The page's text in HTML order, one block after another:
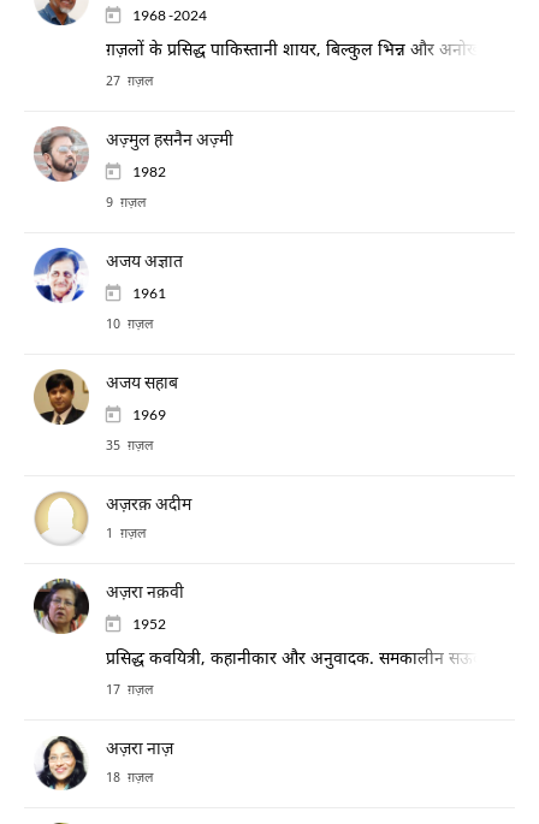
1968 -2024
ग़ज़लों के प्रसिद्ध पाकिस्तानी शायर, बिल्कुल भिन्न और अनोखी
27 ग़ज़ल
अज़्मुल हसनैन अज़्मी
1982
9 ग़ज़ल
अजय अज्ञात
1961
10 ग़ज़ल
अजय सहाब
1969
35 ग़ज़ल
अज़रक़ अदीम
1 ग़ज़ल
अज़रा नक़वी
1952
प्रसिद्ध कवयित्री, कहानीकार और अनुवादक. समकालीन सऊदी
17 ग़ज़ल
अज़रा नाज़
18 ग़ज़ल